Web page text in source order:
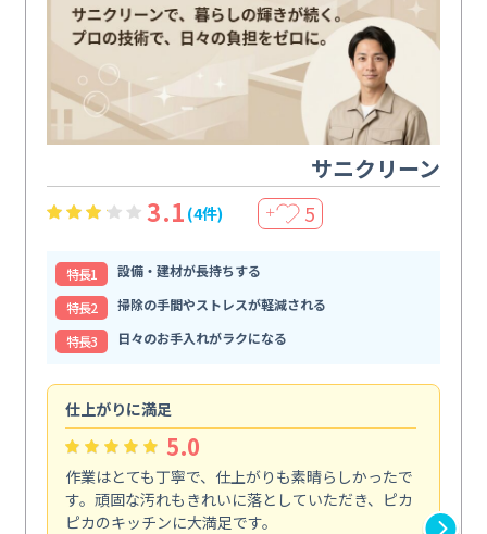
サニクリーン
3.1 (4件) ＋ 5
特⻑1
設備・建材が長持ちする
特⻑2
掃除の手間やストレスが軽減される
特⻑3
日々のお手入れがラクになる
仕上がりに満足
5.0
作業はとても丁寧で、仕上がりも素晴らしかったで
す。頑固な汚れもきれいに落としていただき、ピカ
ピカのキッチンに大満足です。